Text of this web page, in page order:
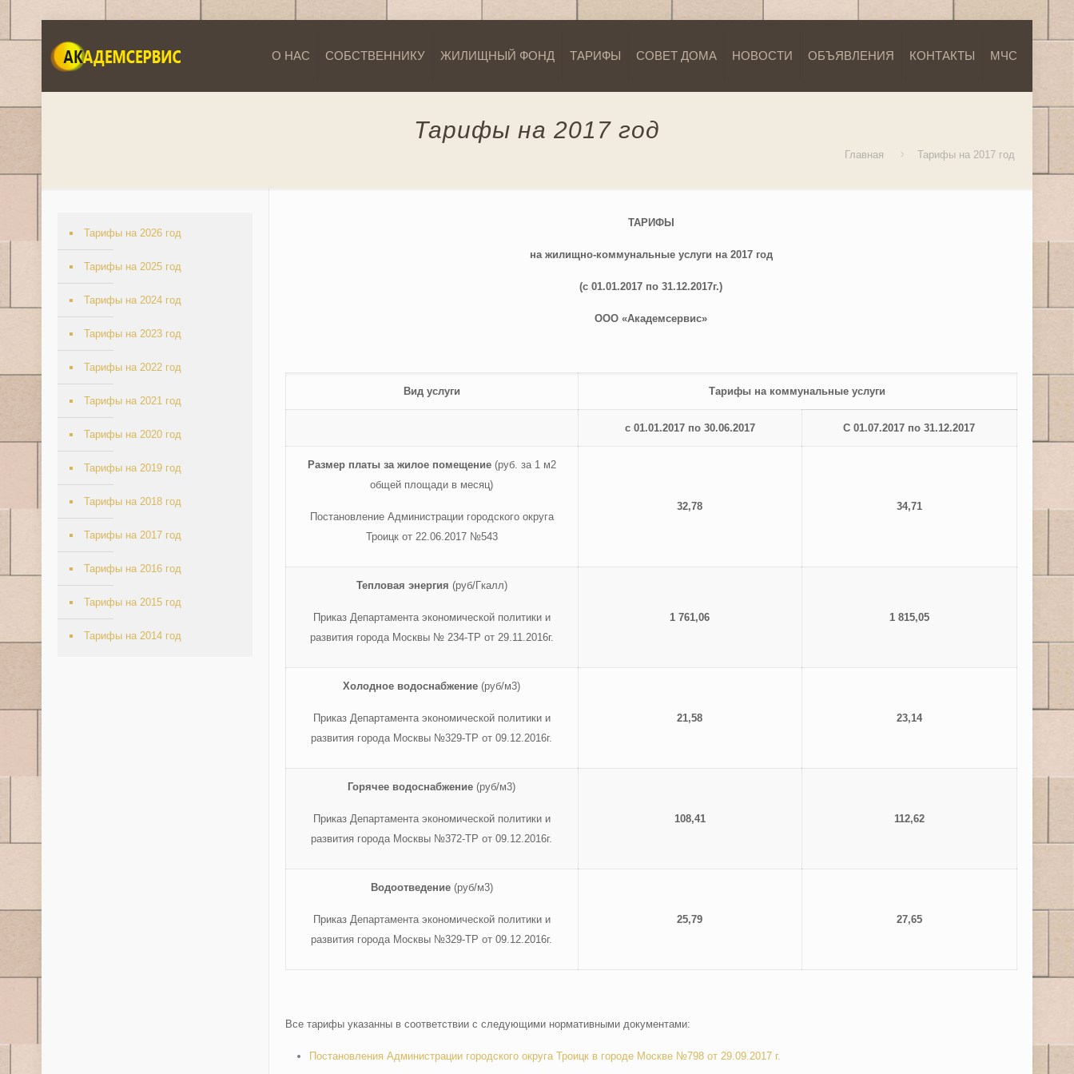
О НАС СОБСТВЕННИКУ ЖИЛИЩНЫЙ ФОНД ТАРИФЫ СОВЕТ ДОМА НОВОСТИ ОБЪЯВЛЕНИЯ КОНТАКТЫ МЧС
Тарифы на 2017 год
Главная Тарифы на 2017 год
ТАРИФЫ
на жилищно-коммунальные услуги на 2017 год
(с 01.01.2017 по 31.12.2017г.)
ООО «Академсервис»
Вид услуги Тарифы на коммунальные услуги
с 01.01.2017 по 30.06.2017 С 01.07.2017 по 31.12.2017
Размер платы за жилое помещение (руб. за 1 м2
общей площади в месяц)
Постановление Администрации городского округа
Троицк от 22.06.2017 №543
32,78 34,71
Тепловая энергия (руб/Гкалл)
Приказ Департамента экономической политики и
развития города Москвы № 234-ТР от 29.11.2016г.
1 761,06 1 815,05
Холодное водоснабжение(руб/м3)
Приказ Департамента экономической политики и
развития города Москвы №329-ТР от 09.12.2016г.
21,58 23,14
Горячее водоснабжение(руб/м3)
Приказ Департамента экономической политики и
развития города Москвы №372-ТР от 09.12.2016г.
108,41 112,62
Водоотведение(руб/м3)
Приказ Департамента экономической политики и
развития города Москвы №329-ТР от 09.12.2016г.
25,79 27,65
Все тарифы указанны в соответствии с следующими нормативными документами:
Постановления Администрации городского округа Троицк в городе Москве №798 от 29.09.2017 г.
Тарифы на 2026 год
Тарифы на 2025 год
Тарифы на 2024 год
Тарифы на 2023 год
Тарифы на 2022 год
Тарифы на 2021 год
Тарифы на 2020 год
Тарифы на 2019 год
Тарифы на 2018 год
Тарифы на 2017 год
Тарифы на 2016 год
Тарифы на 2015 год
Тарифы на 2014 год